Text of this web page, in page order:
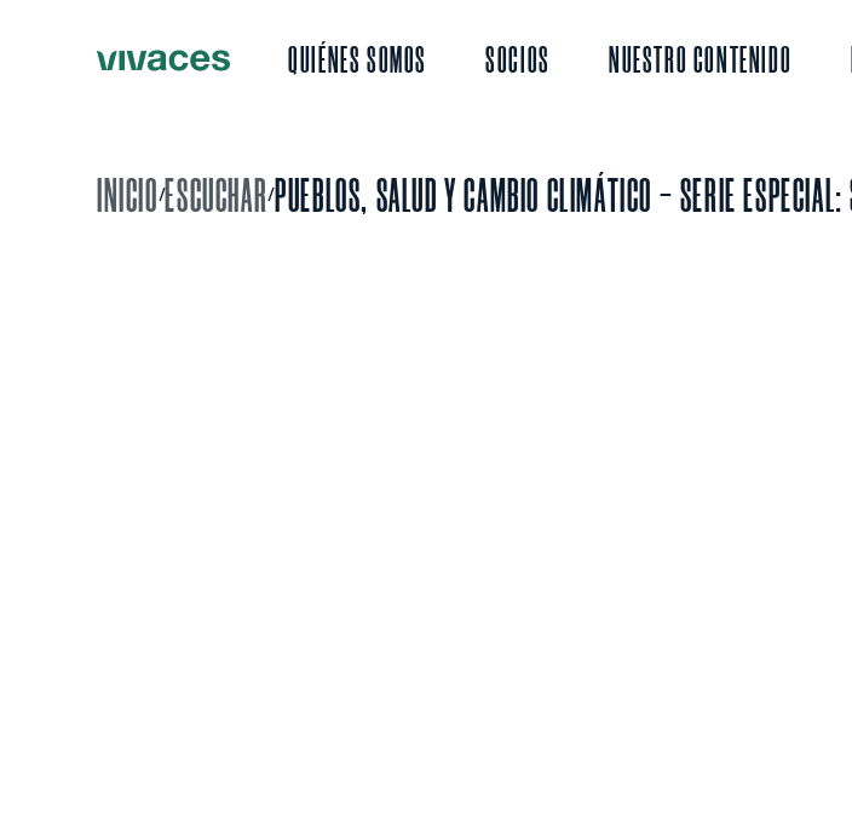
QUIÉNES SOMOS SOCIOS NUESTRO CONTENIDO
INICIO/ESCUCHAR/ PUEBLOS, SALUD Y CAMBIO CLIMÁTICO - SERIE